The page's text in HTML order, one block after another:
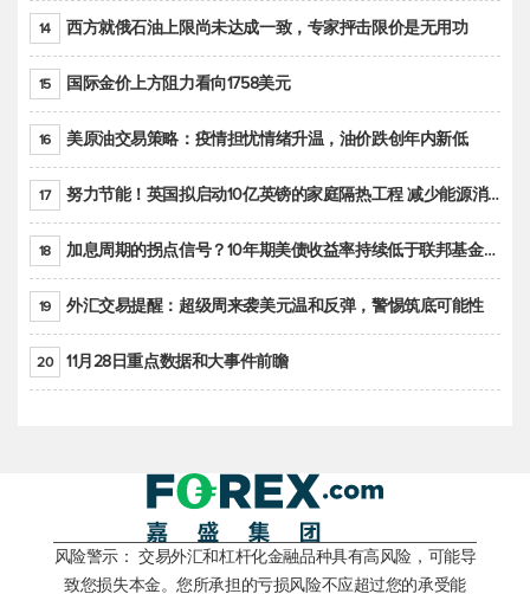
14 西方就俄石油上限尚未达成一致，专家抨击限价是无用功
15 国际金价上方阻力看向1758美元
16 美原油交易策略：疫情担忧情绪升温，油价跌创年内新低
17 努力节能！英国拟启动10亿英镑的家庭隔热工程 减少能源消耗
18 加息周期的拐点信号？10年期美债收益率持续低于联邦基金利率目标区间
19 外汇交易提醒：超级周来袭美元温和反弹，警惕筑底可能性
20 11月28日重点数据和大事件前瞻
风险警示： 交易外汇和杠杆化金融品种具有高风险，可能导
致您损失本金。您所承担的亏损风险不应超过您的承受能